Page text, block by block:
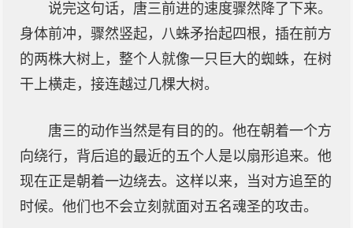
说完这句话，唐三前进的速度骤然降了下来。
身体前冲，骤然竖起，八蛛矛抬起四根，插在前方
的两株大树上，整个人就像一只巨大的蜘蛛，在树
干上横走，接连越过几棵大树。
唐三的动作当然是有目的的。他在朝着一个方
向绕行，背后追的最近的五个人是以扇形追来。他
现在正是朝着一边绕去。这样以来，当对方追至的
时候。他们也不会立刻就面对五名魂圣的攻击。